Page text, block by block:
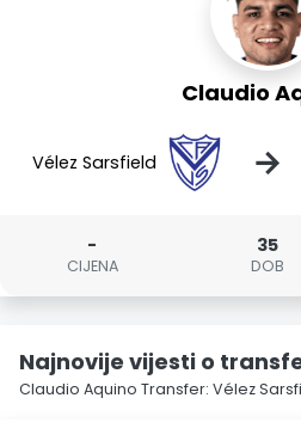
Claudio
Vélez Sarsfield →
-
CIJENA
35
DOB
Najnovije vijesti o
Claudio Aquino Transfer: Vélez